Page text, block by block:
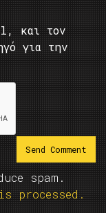
και τον
για την
spam.
processed.